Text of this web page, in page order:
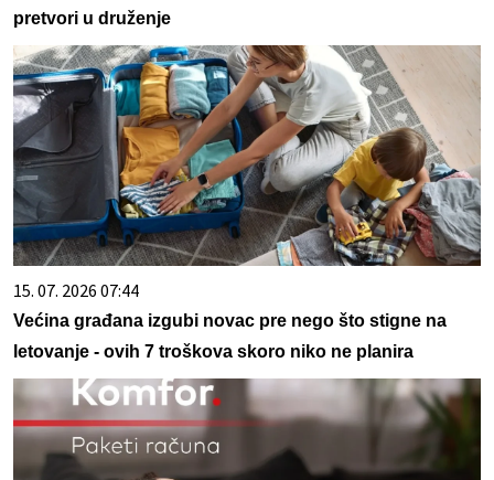
pretvori u druženje
15. 07. 2026 07:44
Većina građana izgubi novac pre nego što stigne na
letovanje - ovih 7 troškova skoro niko ne planira